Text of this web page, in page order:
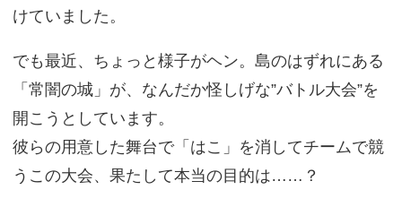
けていました。
でも最近、ちょっと様子がヘン。島のはずれにある
「常闇の城」が、なんだか怪しげな”バトル大会”を
開こうとしています。
彼らの用意した舞台で「はこ」を消してチームで競
うこの大会、果たして本当の目的は……？